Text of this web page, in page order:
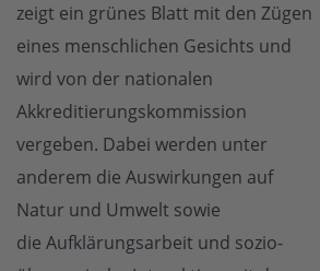
zeigt ein grünes Blatt mit den Zügen
eines menschlichen Gesichts und
wird von der nationalen
Akkreditierungskommission
vergeben. Dabei werden unter
anderem die Auswirkungen auf
Natur und Umwelt sowie
die Aufklärungsarbeit und sozio-